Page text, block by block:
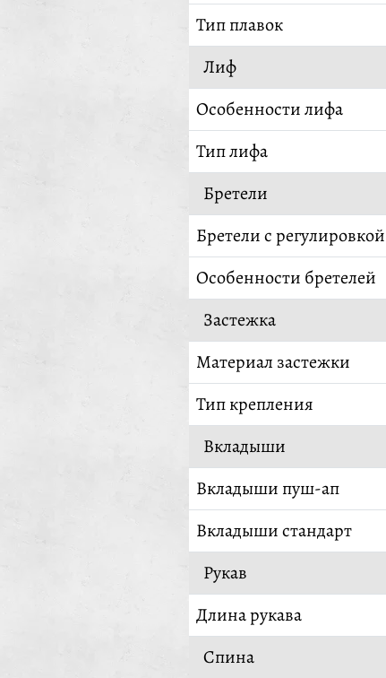
Тип плавок
Лиф
Особенности лифа
Тип лифа
Бретели
Бретели с регулировкой
Особенности бретелей
Застежка
Материал застежки
Тип крепления
Вкладыши
Вкладыши пуш-ап
Вкладыши стандарт
Рукав
Длина рукава
Спина